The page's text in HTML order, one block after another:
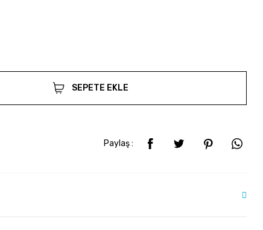
SEPETE EKLE
Paylaş :